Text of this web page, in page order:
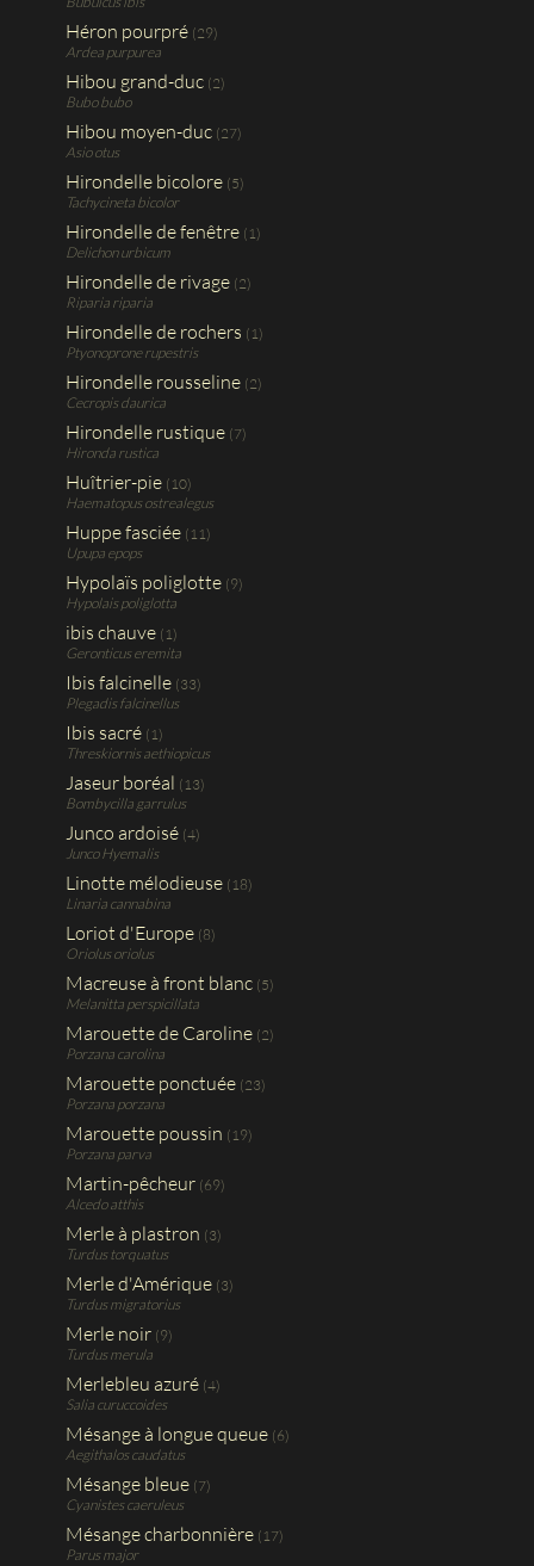
Héron pourpré (29)
Ardea purpurea
Hibou grand-duc (2)
Bubo bubo
Hibou moyen-duc (27)
Asio otus
Hirondelle bicolore (5)
Tachycineta bicolor
Hirondelle de fenêtre (1)
Delichon urbicum
Hirondelle de rivage (2)
Riparia riparia
Hirondelle de rochers (1)
Ptyonoprone rupestris
Hirondelle rousseline (2)
Cecropis daurica
Hirondelle rustique (7)
Hironda rustica
Huîtrier-pie (10)
Haematopus ostrealegus
Huppe fasciée (11)
Upupa epops
Hypolaïs poliglotte (9)
Hypolais poliglotta
ibis chauve (1)
Geronticus eremita
Ibis falcinelle (33)
Plegadis falcinellus
Ibis sacré (1)
Threskiornis aethiopicus
Jaseur boréal (13)
Bombycilla garrulus
Junco ardoisé (4)
Junco Hyemalis
Linotte mélodieuse (18)
Linaria cannabina
Loriot d'Europe (8)
Oriolus oriolus
Macreuse à front blanc (5)
Melanitta perspicillata
Marouette de Caroline (2)
Porzana carolina
Marouette ponctuée (23)
Porzana porzana
Marouette poussin (19)
Porzana parva
Martin-pêcheur (69)
Alcedo atthis
Merle à plastron (3)
Turdus torquatus
Merle d'Amérique (3)
Turdus migratorius
Merle noir (9)
Turdus merula
Merlebleu azuré (4)
Salia curuccoides
Mésange à longue queue (6)
Aegithalos caudatus
Mésange bleue (7)
Cyanistes caeruleus
Mésange charbonnière (17)
Parus major